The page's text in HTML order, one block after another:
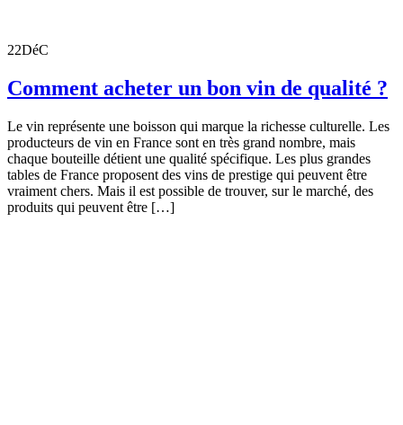
22DéC
Comment acheter un bon vin de qualité ?
Le vin représente une boisson qui marque la richesse culturelle. Les
producteurs de vin en France sont en très grand nombre, mais
chaque bouteille détient une qualité spécifique. Les plus grandes
tables de France proposent des vins de prestige qui peuvent être
vraiment chers. Mais il est possible de trouver, sur le marché, des
produits qui peuvent être […]